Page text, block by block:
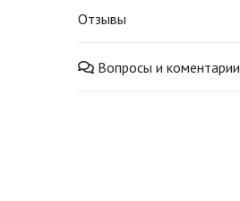
Отзывы
Вопросы и коментарии